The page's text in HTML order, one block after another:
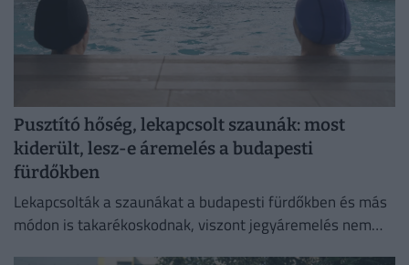
Pusztító hőség, lekapcsolt szaunák: most
kiderült, lesz-e áremelés a budapesti
fürdőkben
Lekapcsolták a szaunákat a budapesti fürdőkben és más
módon is takarékoskodnak, viszont jegyáremelés nem